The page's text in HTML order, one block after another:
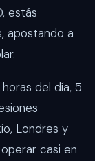
estás
apostando a
del día, 5
Londres y
casi en